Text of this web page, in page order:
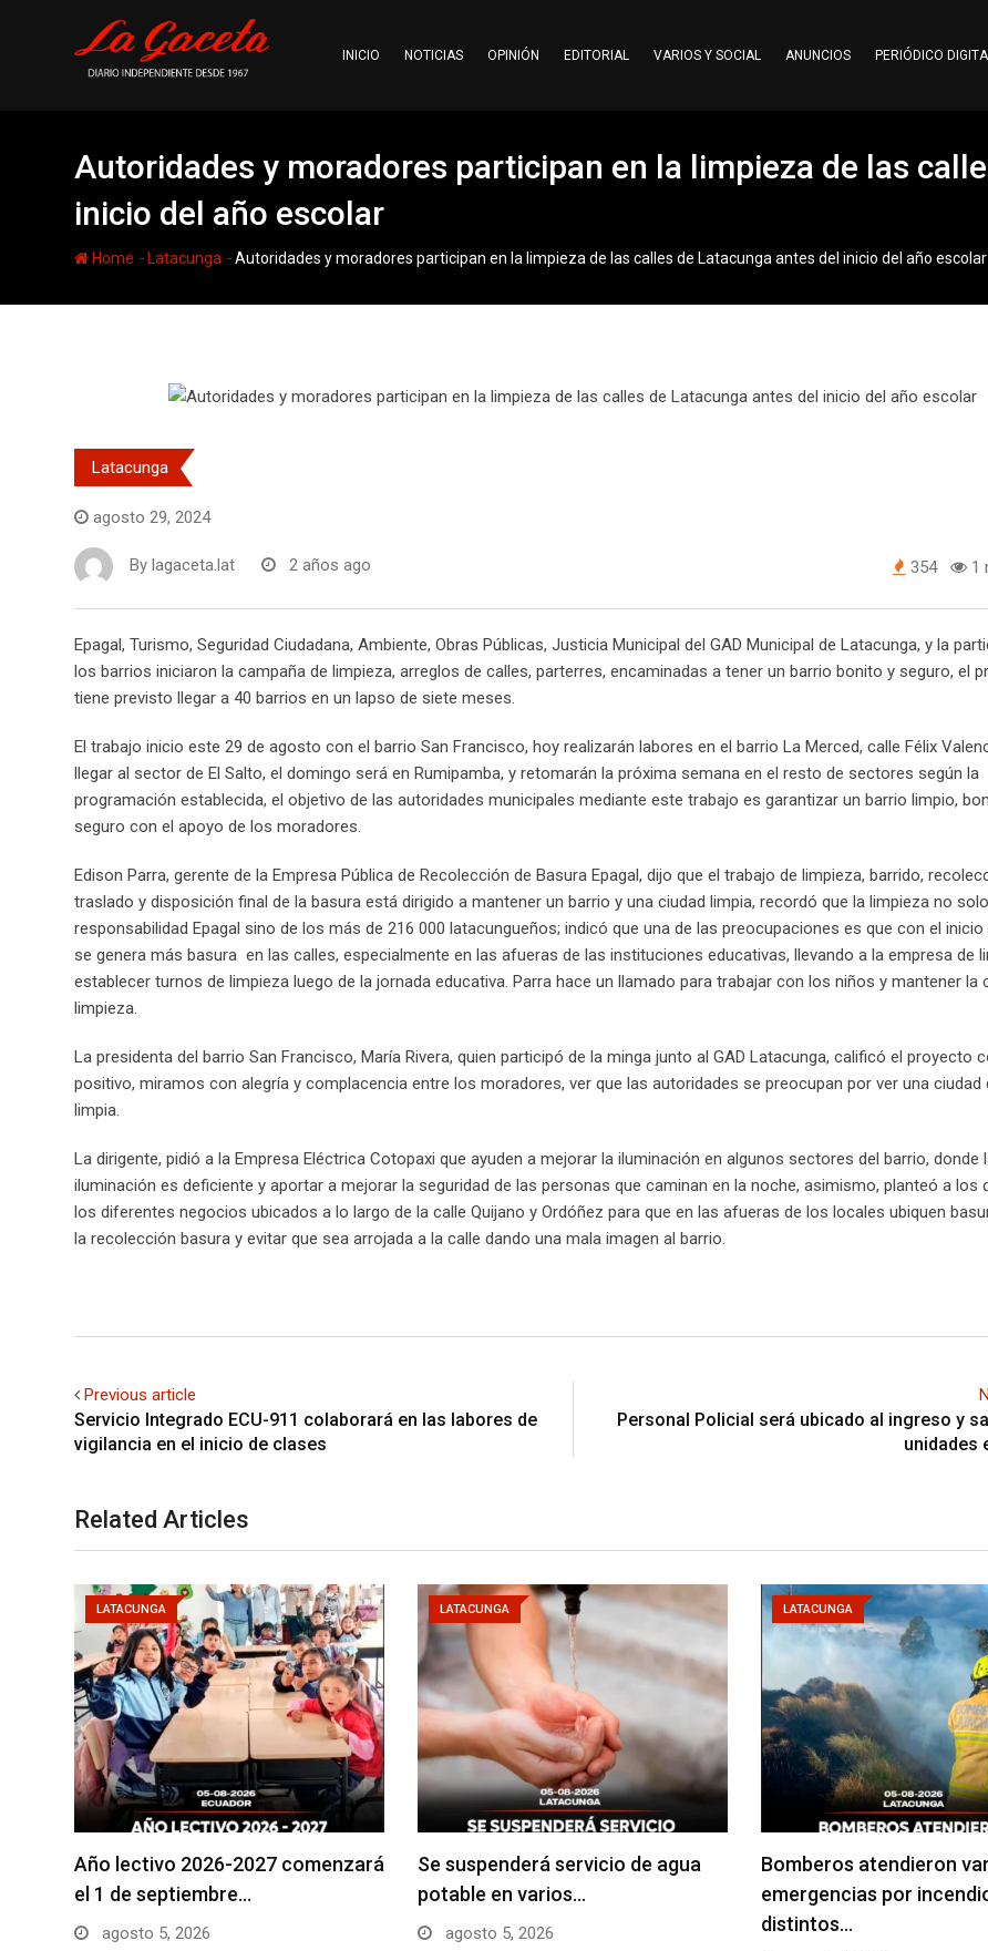
INICIO NOTICIAS OPINIÓN EDITORIAL VARIOS Y SOCIAL ANUNCIOS PERIÓDICO
Autoridades y moradores participan en la limpieza de las
inicio del año escolar
Home - Latacunga -Autoridades y moradores participan en la limpieza de las calles de Latacunga antes del inicio del año escolar
Latacunga
agosto 29, 2024
By lagaceta.lat 2 años ago 354 1
Epagal, Turismo, Seguridad Ciudadana, Ambiente, Obras Públicas, Justicia Municipal del GAD Municipal de Latacunga, y la
los barrios iniciaron la campaña de limpieza, arreglos de calles, parterres, encaminadas a tener un barrio bonito y seguro, el
tiene previsto llegar a 40 barrios en un lapso de siete meses.
El trabajo inicio este 29 de agosto con el barrio San Francisco, hoy realizarán labores en el barrio La Merced, calle Félix
llegar al sector de El Salto, el domingo será en Rumipamba, y retomarán la próxima semana en el resto de sectores según la
programación establecida, el objetivo de las autoridades municipales mediante este trabajo es garantizar un barrio limpio,
seguro con el apoyo de los moradores.
Edison Parra, gerente de la Empresa Pública de Recolección de Basura Epagal, dijo que el trabajo de limpieza, barrido,
traslado y disposición final de la basura está dirigido a mantener un barrio y una ciudad limpia, recordó que la limpieza no
responsabilidad Epagal sino de los más de 216 000 latacungueños; indicó que una de las preocupaciones es que con el
se genera más basura en las calles, especialmente en las afueras de las instituciones educativas, llevando a la empresa de
establecer turnos de limpieza luego de la jornada educativa. Parra hace un llamado para trabajar con los niños y mantener la
limpieza.
La presidenta del barrio San Francisco, María Rivera, quien participó de la minga junto al GAD Latacunga, calificó el proyecto
positivo, miramos con alegría y complacencia entre los moradores, ver que las autoridades se preocupan por ver una ciudad
limpia.
La dirigente, pidió a la Empresa Eléctrica Cotopaxi que ayuden a mejorar la iluminación en algunos sectores del barrio, donde
iluminación es deficiente y aportar a mejorar la seguridad de las personas que caminan en la noche, asimismo, planteó a los
los diferentes negocios ubicados a lo largo de la calle Quijano y Ordóñez para que en las afueras de los locales ubiquen
la recolección basura y evitar que sea arrojada a la calle dando una mala imagen al barrio.
Previous article
Servicio Integrado ECU-911 colaborará en las labores de
vigilancia en el inicio de clases
Personal Policial será ubicado al ingreso y
unidades
Related Articles
LATACUNGA
Año lectivo 2026-2027 comenzará
el 1 de septiembre…
agosto 5, 2026
LATACUNGA
Se suspenderá servicio de agua
potable en varios…
agosto 5, 2026
LATACUNGA
Bomberos atendieron
emergencias por
distintos…